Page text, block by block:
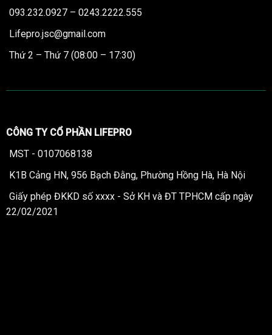
093.232.0927 – 0243.2222.555
Lifepro.jsc@gmail.com
Thứ 2 – Thứ 7 (08:00 – 17:30)
CÔNG TY CỔ PHẦN LIFEPRO
MST - 0107068138
K1B Cảng HN, 956 Bạch Đằng, Phường Hồng Hà, Hà Nội
Giấy phép ĐKKD số xxxx - Sở KH và ĐT TPHCM cấp ngày
22/02/2021